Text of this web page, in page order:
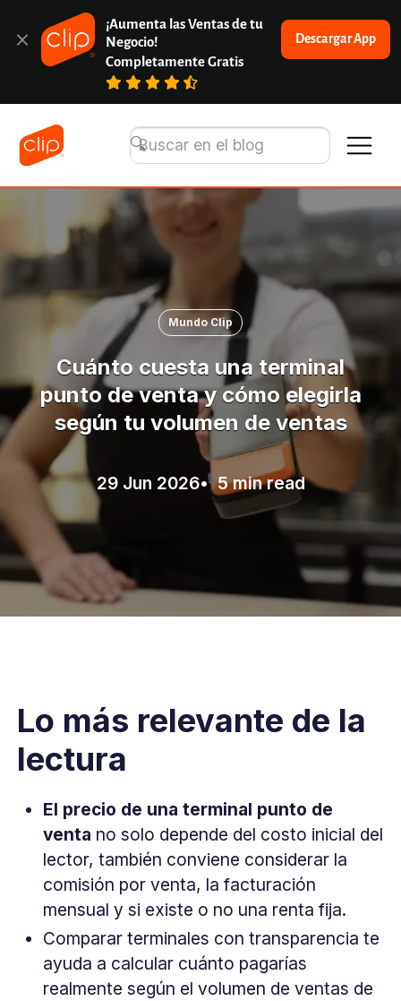
¡Aumenta las Ventas de tu
Negocio!
Completamente Gratis
Descargar App
Mundo Clip
Cuánto cuesta una terminal
punto de venta y cómo elegirla
según tu volumen de ventas
29 Jun 2026• 5 min read
Lo más relevante de la
lectura
El precio de una terminal punto de
venta no solo depende del costo inicial del
lector, también conviene considerar la
comisión por venta, la facturación
mensual y si existe o no una renta fija.
Comparar terminales con transparencia te
ayuda a calcular cuánto pagarías
realmente según el volumen de ventas de